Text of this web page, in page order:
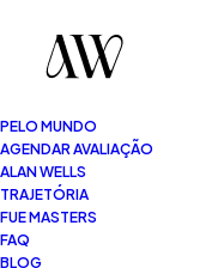
PELO MUNDO
AGENDAR AVALIAÇÃO
ALAN WELLS
TRAJETÓRIA
FUE MASTERS
FAQ
BLOG